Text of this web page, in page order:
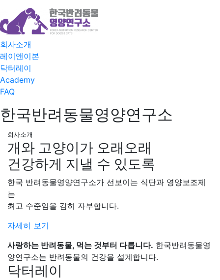
회사소개
레이앤이본
닥터레이
Academy
FAQ
한국반려동물영양연구소
회사소개
개와 고양이가 오래오래
건강하게 지낼 수 있도록
한국 반려동물영양연구소가 선보이는 식단과 영양보조제
는
최고 수준임을 감히 자부합니다.
자세히 보기
사랑하는 반려동물, 먹는 것부터 다릅니다. 한국반려동물영
양연구소는 반려동물의 건강을 설계합니다.
닥터레이